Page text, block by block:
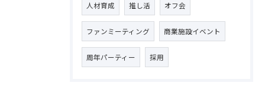
人材育成 推し活 オフ会
ファンミーティング 商業施設イベント
周年パーティー 採用